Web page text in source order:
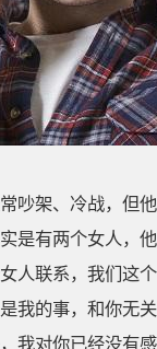
吵架、冷战，但
是有两个女人，
人联系，我们这
我的事，和你无
我对你已经没有